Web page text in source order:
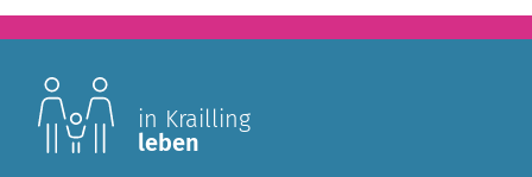
in Krailling
leben